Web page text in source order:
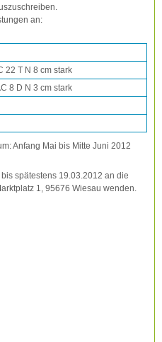
an:
22 T N 8 cm stark
8 D N 3 cm stark
Anfang Mai bis Mitte Juni 2012
spätestens 19.03.2012 an die
1, 95676 Wiesau wenden.